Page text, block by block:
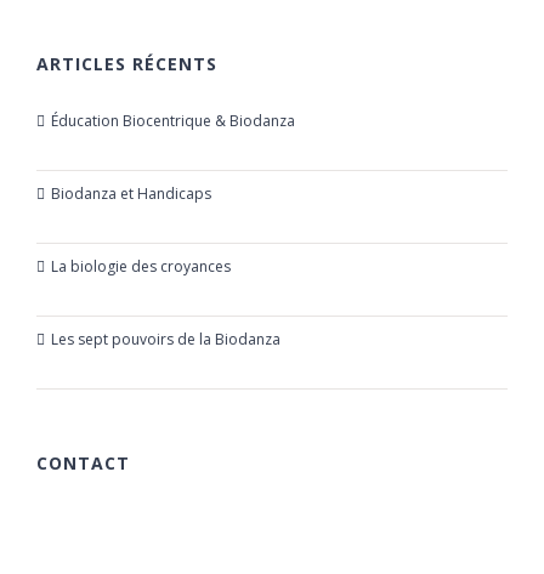
ARTICLES RÉCENTS
Éducation Biocentrique & Biodanza
Biodanza et Handicaps
La biologie des croyances
Les sept pouvoirs de la Biodanza
CONTACT